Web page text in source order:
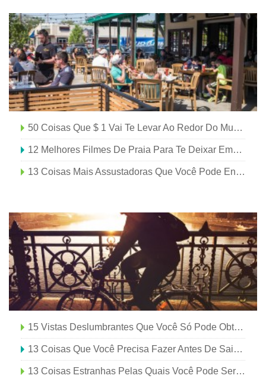
50 Coisas Que $ 1 Vai Te Levar Ao Redor Do Mundo
12 Melhores Filmes De Praia Para Te Deixar Empolgado Para O Verão
13 Coisas Mais Assustadoras Que Você Pode Encontrar No Fundo Do Oceano
15 Vistas Deslumbrantes Que Você Só Pode Obter Em Um Cruzeiro No Mediterrâneo
13 Coisas Que Você Precisa Fazer Antes De Sair De Férias
13 Coisas Estranhas Pelas Quais Você Pode Ser Multado Em Todo O Mundo